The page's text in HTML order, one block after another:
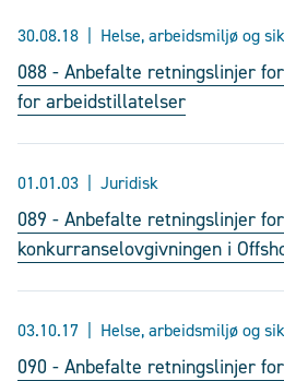
30.08.18 Helse, arbeidsmiljø og
088 - Anbefalte retningslinjer
for arbeidstillatelser
01.01.03 Juridisk
089 - Anbefalte retningslinjer
konkurranselovgivningen i
03.10.17 Helse, arbeidsmiljø og
090 - Anbefalte retningslinjer